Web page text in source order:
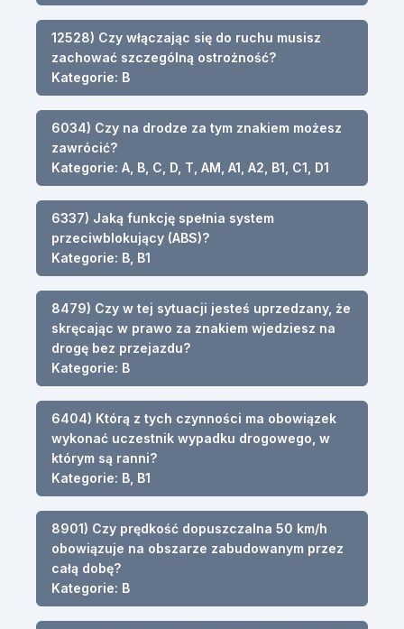
12528) Czy włączając się do ruchu musisz
zachować szczególną ostrożność?
Kategorie: B
6034) Czy na drodze za tym znakiem możesz
zawrócić?
Kategorie: A, B, C, D, T, AM, A1, A2, B1, C1, D1
6337) Jaką funkcję spełnia system
przeciwblokujący (ABS)?
Kategorie: B, B1
8479) Czy w tej sytuacji jesteś uprzedzany, że
skręcając w prawo za znakiem wjedziesz na
drogę bez przejazdu?
Kategorie: B
6404) Którą z tych czynności ma obowiązek
wykonać uczestnik wypadku drogowego, w
którym są ranni?
Kategorie: B, B1
8901) Czy prędkość dopuszczalna 50 km/h
obowiązuje na obszarze zabudowanym przez
całą dobę?
Kategorie: B